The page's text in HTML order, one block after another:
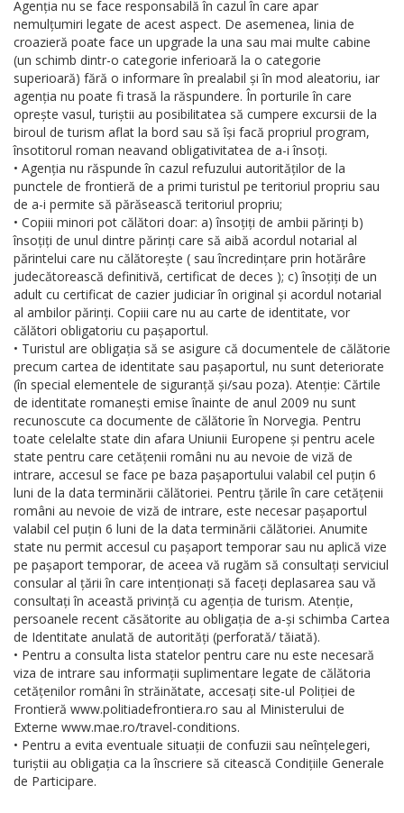
Agenția nu se face responsabilă în cazul în care apar
nemulțumiri legate de acest aspect. De asemenea, linia de
croazieră poate face un upgrade la una sau mai multe cabine
(un schimb dintr-o categorie inferioară la o categorie
superioară) fără o informare în prealabil și în mod aleatoriu, iar
agenția nu poate fi trasă la răspundere. În porturile în care
oprește vasul, turiștii au posibilitatea să cumpere excursii de la
biroul de turism aflat la bord sau să își facă propriul program,
însotitorul roman neavand obligativitatea de a-i însoți.
• Agenția nu răspunde în cazul refuzului autorităților de la
punctele de frontieră de a primi turistul pe teritoriul propriu sau
de a-i permite să părăsească teritoriul propriu;
• Copiii minori pot călători doar: a) însoțiți de ambii părinți b)
însoțiți de unul dintre părinți care să aibă acordul notarial al
părintelui care nu călătorește ( sau încredințare prin hotărâre
judecătorească definitivă, certificat de deces ); c) însoțiți de un
adult cu certificat de cazier judiciar în original și acordul notarial
al ambilor părinți. Copiii care nu au carte de identitate, vor
călători obligatoriu cu pașaportul.
• Turistul are obligația să se asigure că documentele de călătorie
precum cartea de identitate sau pașaportul, nu sunt deteriorate
(în special elementele de siguranță și/sau poza). Atenție: Cărtile
de identitate romanești emise înainte de anul 2009 nu sunt
recunoscute ca documente de călătorie în Norvegia. Pentru
toate celelalte state din afara Uniunii Europene și pentru acele
state pentru care cetățenii români nu au nevoie de viză de
intrare, accesul se face pe baza pașaportului valabil cel puțin 6
luni de la data terminării călătoriei. Pentru țările în care cetățenii
români au nevoie de viză de intrare, este necesar pașaportul
valabil cel puțin 6 luni de la data terminării călătoriei. Anumite
state nu permit accesul cu pașaport temporar sau nu aplică vize
pe pașaport temporar, de aceea vă rugăm să consultați serviciul
consular al țării în care intenționați să faceți deplasarea sau vă
consultați în această privință cu agenția de turism. Atenție,
persoanele recent căsătorite au obligația de a-și schimba Cartea
de Identitate anulată de autorități (perforată/ tăiată).
• Pentru a consulta lista statelor pentru care nu este necesară
viza de intrare sau informații suplimentare legate de călătoria
cetățenilor români în străinătate, accesați site-ul Poliției de
Frontieră www.politiadefrontiera.ro sau al Ministerului de
Externe www.mae.ro/travel-conditions.
• Pentru a evita eventuale situații de confuzii sau neînțelegeri,
turiștii au obligația ca la înscriere să citească Condițiile Generale
de Participare.